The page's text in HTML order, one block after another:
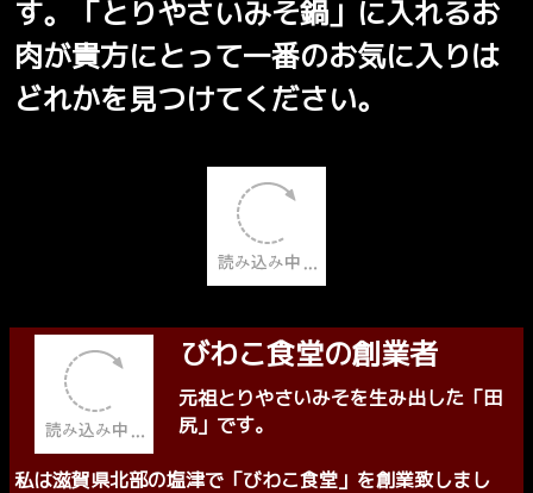
お肉は5種類「あなたのお気に入り
は？」
とりやさいみそ鍋は鶏肉だけではあり
ません。牛肉、豚肉、かも肉、鶏肉、
ホルモンの5種類を選ぶことができま
す。「とりやさいみそ鍋」に入れるお
肉が貴方にとって一番のお気に入りは
どれかを見つけてください。